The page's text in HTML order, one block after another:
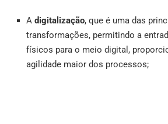
A digitalização, que é uma das
transformações, permitindo a
físicos para o meio digital,
agilidade maior dos processos;